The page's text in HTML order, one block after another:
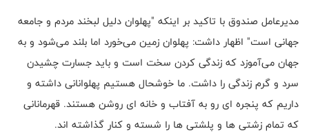
مدیرعامل صندوق با تاکید بر اینکه "پهلوان دلیل لبخند مردم و جامعه
جهانی است" اظهار داشت: پهلوان زمین می‌خورد اما بلند می‌شود و به
جهان می‌آموزد که زندگی کردن سخت است و باید جسارت چشیدن
سرد و گرم زندگی را داشت. ما خوشحال هستیم پهلوانانی داشته و
داریم که پنجره ای رو به آفتاب و خانه ای روشن هستند. قهرمانانی
که تمام زشتی ها و پلشتی ها را شسته و کنار گذاشته اند.